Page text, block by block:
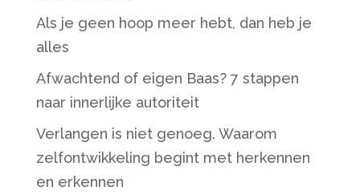
Als je geen hoop meer hebt, dan heb je
alles
Afwachtend of eigen Baas? 7 stappen
naar innerlijke autoriteit
Verlangen is niet genoeg. Waarom
zelfontwikkeling begint met herkennen
en erkennen